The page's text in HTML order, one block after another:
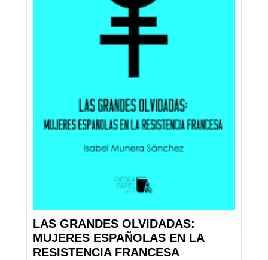
LAS GRANDES OLVIDADAS:
MUJERES ESPAÑOLAS EN LA
RESISTENCIA FRANCESA